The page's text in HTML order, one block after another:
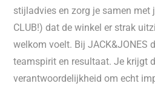
stijladvies en zorg je samen met
CLUB!) dat de winkel er strak
welkom voelt. Bij JACK&JONES
teamspirit en resultaat. Je krijgt
verantwoordelijkheid om echt